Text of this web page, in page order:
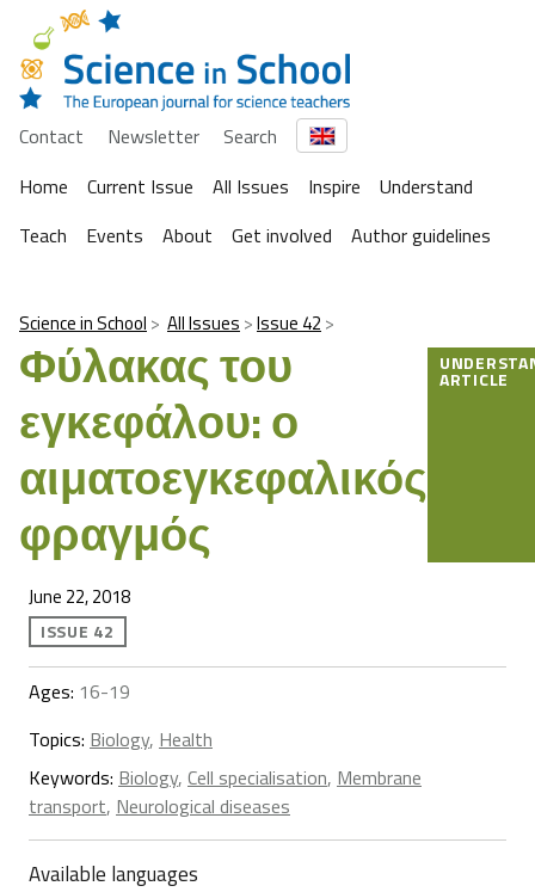
Contact Newsletter
Search
Home
Current Issue All Issues Inspire
Understand
Teach
Events About Get involved Author guidelines
Science in School All Issues Issue 42
Φύλακας του
εγκεφάλου: ο
αιματοεγκεφαλικός
φραγμός
ARTICLE
June 22, 2018
ISSUE 42
Ages: 16-19
Topics: Biology, Health
Keywords: Biology, Cell specialisation, Membrane
transport, Neurological diseases
Available languages